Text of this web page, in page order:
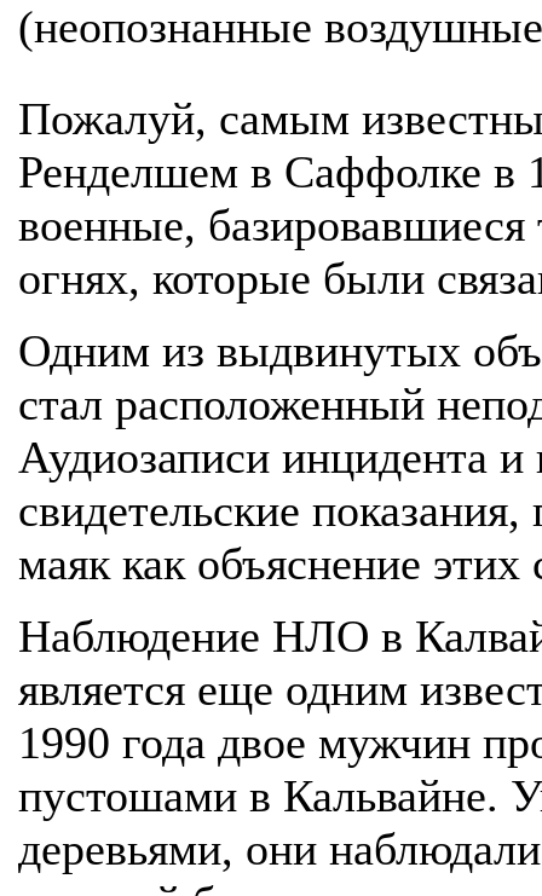
(неопознанные
Пожалуй, самым
Ренделшем в Саффолке в
военные,
огнях, которые были
Одним из выдвинутых
стал расположенный
Аудиозаписи инцидента и
свидетельские
маяк как объяснение
Наблюдение НЛО в
является еще одним
1990 года двое мужчин
пустошами в Кальвайне.
деревьями, они